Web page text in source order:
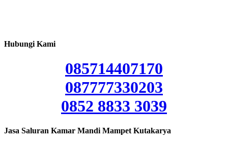
Hubungi Kami
085714407170
087777330203
0852 8833 3039
Jasa Saluran Kamar Mandi Mampet Kutakarya